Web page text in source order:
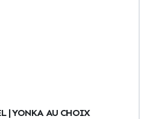
| YONKA AU CHOIX